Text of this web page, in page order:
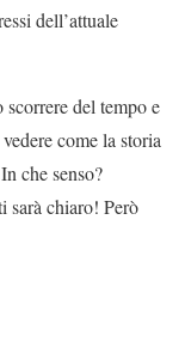
dell’attuale
del tempo e
come la storia
che senso?
sarà chiaro! Però